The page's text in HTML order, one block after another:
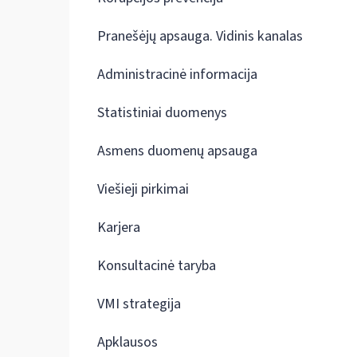
Pranešėjų apsauga. Vidinis kanalas
Administracinė informacija
Statistiniai duomenys
Asmens duomenų apsauga
Viešieji pirkimai
Karjera
Konsultacinė taryba
VMI strategija
Apklausos